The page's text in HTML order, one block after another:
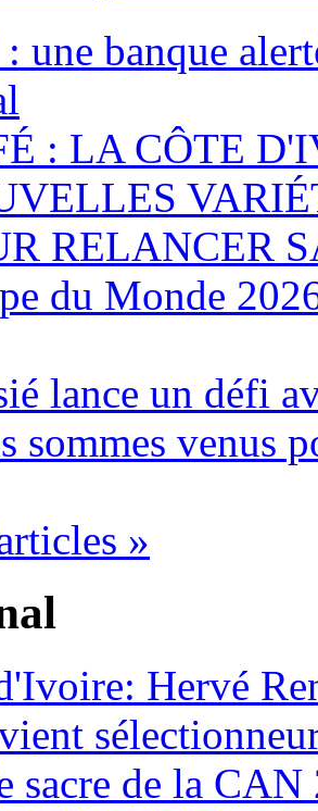
une banque
: LA CÔTE
RELANCER
du Monde
lance un défi
sommes venus
»